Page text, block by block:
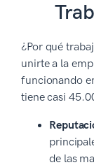
¿Por qué
unirte a la
funcionando
tiene casi
de las